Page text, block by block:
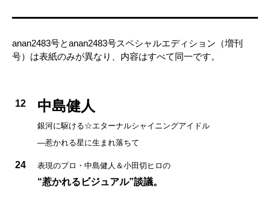
anan2483号とanan2483号スペシャルエディション（増刊
号）は表紙のみが異なり、内容はすべて同一です。
12 中島健人
銀河に駆ける☆エターナルシャイニングアイドル
—惹かれる星に生まれ落ちて
24 表現のプロ・中島健人＆小田切ヒロの
“惹かれるビジュアル”談議。